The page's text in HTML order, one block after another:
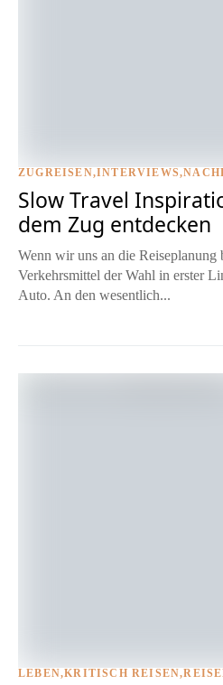
ZUGREISEN INTERVIEWS
Slow Travel
dem Zug entdecken
Wenn wir uns an die Reiseplanung
Verkehrsmittel der Wahl in erster
Auto. An den wesentlich...
LEBEN KRITISCH REISEN